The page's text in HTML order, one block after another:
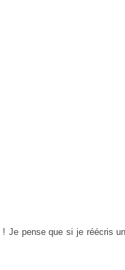
Je pense que si je réécris